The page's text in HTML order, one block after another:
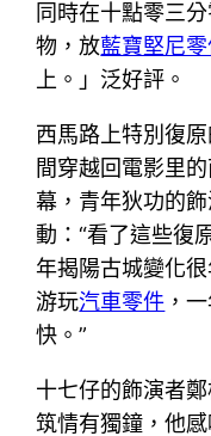
同時在十點零三
物，放藍寶堅尼
上。」泛好評。
西馬路上特別復
間穿越回電影里
幕，青年狄功的飾
動：“看了這些復
年揭陽古城變化
游玩汽車零件 ，
快。”
十七仔的飾演者
筑情有獨鐘，他